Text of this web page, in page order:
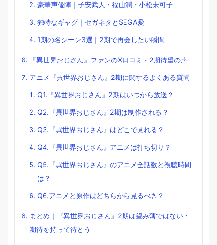
豪華声優陣｜子安武人・福山潤・小松未可子
独特なギャグ｜セガネタとSEGA愛
1期の名シーン3選｜2期で再会したい瞬間
『異世界おじさん』ファンのX口コミ・2期待望の声
アニメ『異世界おじさん』2期に関するよくある質問
Q1.『異世界おじさん』2期はいつから放送？
Q2.『異世界おじさん』2期は制作される？
Q3.『異世界おじさん』はどこで見れる？
Q4.『異世界おじさん』アニメは打ち切り？
Q5.『異世界おじさん』のアニメ全話数と視聴時間
は？
Q6.アニメと原作はどちらから見るべき？
まとめ｜『異世界おじさん』2期は望み薄ではない・
期待を持って待とう